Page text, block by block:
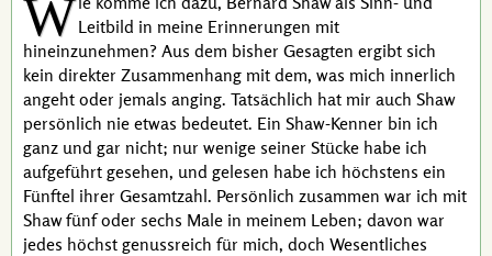
WLeitbild in meine Erinnerungen mit
hineinzunehmen? Aus dem bisher Gesagten ergibt sich
kein direkter Zusammenhang mit dem, was mich innerlich
angeht oder jemals anging. Tatsächlich hat mir auch Shaw
persönlich nie etwas bedeutet. Ein Shaw-Kenner bin ich
ganz und gar nicht; nur wenige seiner Stücke habe ich
aufgeführt gesehen, und gelesen habe ich höchstens ein
Fünftel ihrer Gesamtzahl. Persönlich zusammen war ich mit
Shawfünf oder sechs Male in meinem Leben; davon war
jedes höchst genussreich für mich, doch Wesentliches